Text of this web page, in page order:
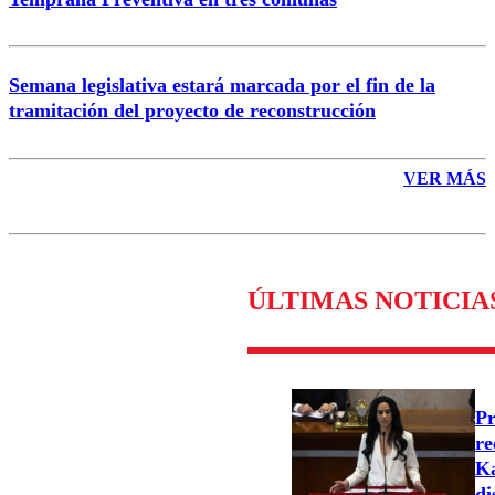
Semana legislativa estará marcada por el fin de la
tramitación del proyecto de reconstrucción
VER MÁS
ÚLTIMAS